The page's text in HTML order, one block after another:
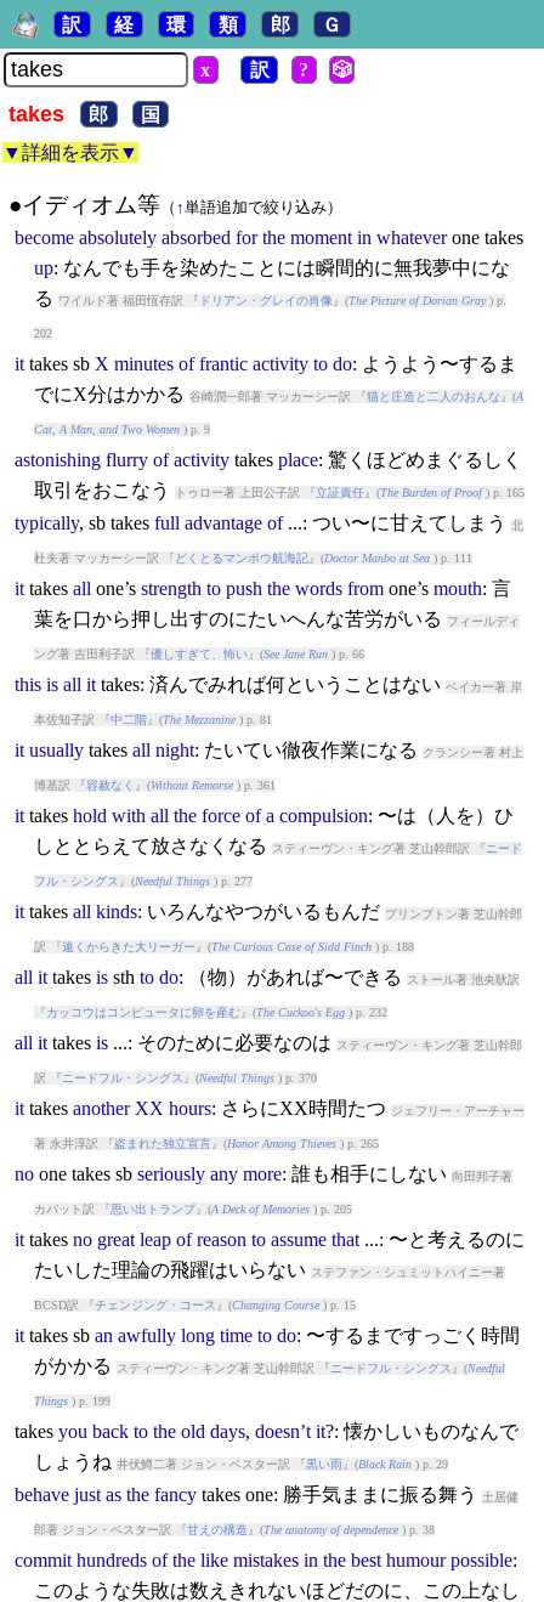
訳 経 環 類 郎 Ｇ
x 訳 ? 🎲
takes 郎
国
▼詳細を表示▼
●イディオム等（ ↑単語追加で絞り込み）
become absolutely absorbed for the moment in whateverone takes
up: なんでも手を染めたことには瞬間的に無我夢中にな
る
ワイルド著 福田恆存訳 『 ドリアン・グレイの肖像 』(The Picture of Dorian Gray) p.
202
it takessb X minutes of frantic activity to do: ようよう〜するま
でにX分はかかる 谷崎潤一郎著 マッカーシー訳 『猫と庄造と二人のおんな 』(A
Cat, A Man, and Two Women) p. 9
astonishing flurry of activity takes place: 驚くほどめまぐるしく
取引をおこなう
トゥロー著 上田公子訳 『立証責任』(The Burden of Proof) p. 165
typically, sb takes full advantage of...: つい〜に甘えてしまう 北
杜夫著 マッカーシー訳 『どくとるマンボウ航海記 』(Doctor Manbo at Sea) p. 111
it takes all one’s strength to push the words fromone’s mouth: 言
葉を口から押し出すのにたいへんな苦労がいる
フィールディ
ング著 吉田利子訳 『優しすぎて、怖い』(See Jane Run) p. 66
this is all it takes: 済んでみれば何ということはない ベイカー著 岸
本佐知子訳 『中二階』(The Mezzanine) p. 81
it usually takes all night: たいてい徹夜作業になる クランシー著 村上
博基訳 『容赦なく 』(Without Remorse) p. 361
it takes hold with all the force of a compulsion: 〜は（人を）ひ
しととらえて放さなくなる
スティーヴン・キング著 芝山幹郎訳 『 ニード
フル・シングス 』(Needful Things) p. 277
it takes all kinds: いろんなやつがいるもんだ プリンプトン著 芝山幹郎
訳 『遠くからきた大リーガー 』(The Curious Case of Sidd Finch) p. 188
all it takes issth to do: （物）があれば〜できる ストール著 池央耿訳
『カッコウはコンピュータに卵を産む』(The Cuckoo's Egg) p. 232
all it takes is...: そのために必要なのは スティーヴン・キング著 芝山幹郎
訳 『 ニードフル・シングス 』(Needful Things) p. 370
it takes another XX hours: さらにXX時間たつ ジェフリー・アーチャー
著 永井淳訳 『盗まれた独立宣言』(Honor Among Thieves) p. 265
noone takessb seriously any more: 誰も相手にしない 向田邦子著
カバット訳 『思い出トランプ』(A Deck of Memories) p. 205
it takes no great leap of reason to assume that...: 〜と考えるのに
たいした理論の飛躍はいらない
ステファン・シュミットハイニー著
BCSD訳 『チェンジング・コース 』(Changing Course) p. 15
it takessb an awfully long time to do: 〜するまですっごく時間
がかかる
スティーヴン・キング著 芝山幹郎訳 『 ニードフル・シングス 』(Needful
Things) p. 199
takes you back to the old days, doesn’t it?: 懐かしいものなんで
しょうね 井伏鱒二著 ジョン・ベスター訳 『黒い雨』(Black Rain) p. 29
behave just as the fancy takesone: 勝手気ままに振る舞う 土居健
郎著 ジョン・ベスター訳 『甘えの構造 』(The anatomy of dependence) p. 38
commit hundreds of the like mistakes in the best humour possible:
このような失敗は数えきれないほどだのに、この上なし